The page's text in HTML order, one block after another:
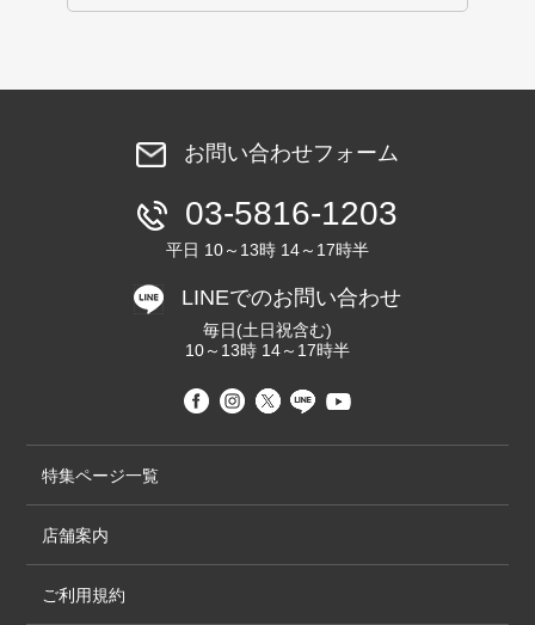
お問い合わせフォーム
03-5816-1203
平日 10～13時 14～17時半
LINEでのお問い合わせ
毎日(土日祝含む)
10～13時 14～17時半
特集ページ一覧
店舗案内
ご利用規約